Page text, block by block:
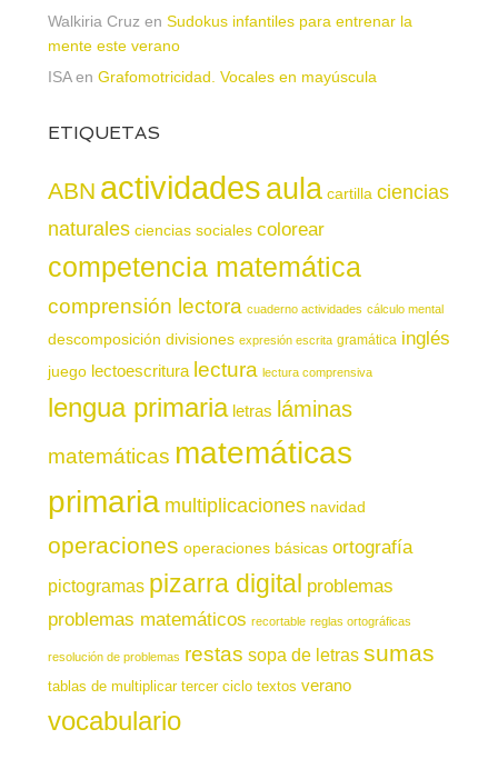
Walkiria Cruz en Sudokus infantiles para entrenar la
mente este verano
ISAen Grafomotricidad. Vocales en mayúscula
ETIQUETAS
ABN actividadesaula cartilla ciencias
naturales ciencias sociales colorear
competencia matemática
comprensión lectora cuaderno actividades cálculo mental
descomposición divisiones expresión escrita gramática inglés
juego lectoescritura lectura lectura comprensiva
lengua primaria letras láminas
matemáticas matemáticas
primaria multiplicaciones navidad
operaciones operaciones básicas ortografía
pictogramas pizarra digital problemas
problemas matemáticos recortable reglas ortográficas
resolución de problemas restas sopa de letras sumas
tablas de multiplicar tercer ciclo textos verano
vocabulario